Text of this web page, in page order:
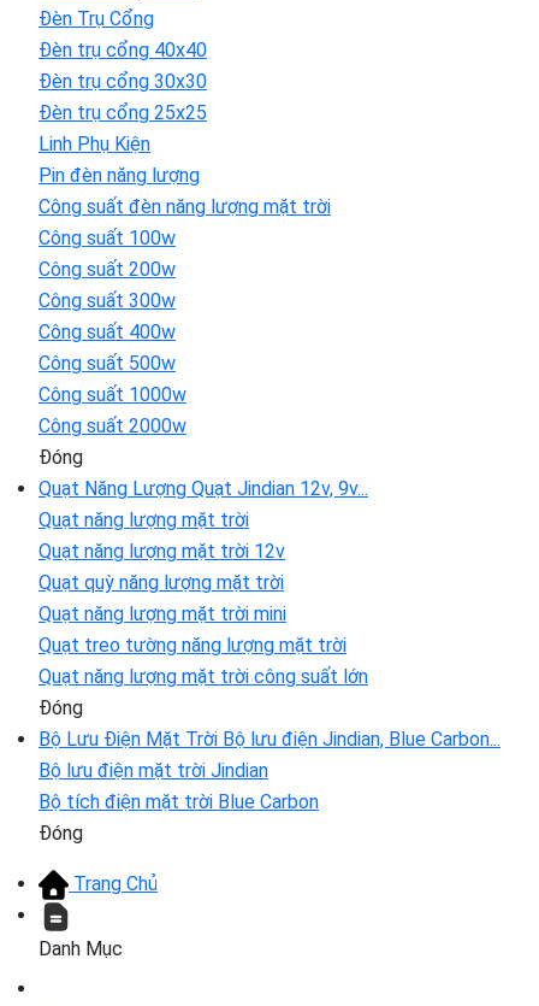
Đèn Trụ Cổng
Đèn trụ cổng 40x40
Đèn trụ cổng 30x30
Đèn trụ cổng 25x25
Linh Phụ Kiện
Pin đèn năng lượng
Công suất đèn năng lượng mặt trời
Công suất 100w
Công suất 200w
Công suất 300w
Công suất 400w
Công suất 500w
Công suất 1000w
Công suất 2000w
Đóng
Quạt Năng Lượng Quạt Jindian 12v, 9v...
Quạt năng lượng mặt trời
Quạt năng lượng mặt trời 12v
Quạt quỳ năng lượng mặt trời
Quạt năng lượng mặt trời mini
Quạt treo tường năng lượng mặt trời
Quạt năng lượng mặt trời công suất lớn
Đóng
Bộ Lưu Điện Mặt Trời Bộ lưu điện Jindian, Blue Carbon...
Bộ lưu điện mặt trời Jindian
Bộ tích điện mặt trời Blue Carbon
Đóng
Trang Chủ
Danh Mục